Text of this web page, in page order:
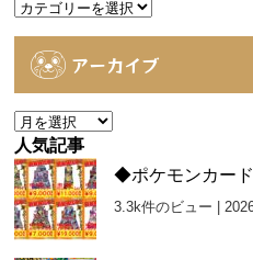
カ
アーカイブ
ア
ー
カ
イ
ブ
人気記事
◆ポケモンカー
3.3k件のビュー |